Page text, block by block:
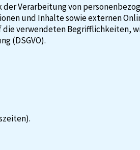
Verarbeitung von
und Inhalte sowie externen
verwendeten Begrifflichkeiten,
(DSGVO).